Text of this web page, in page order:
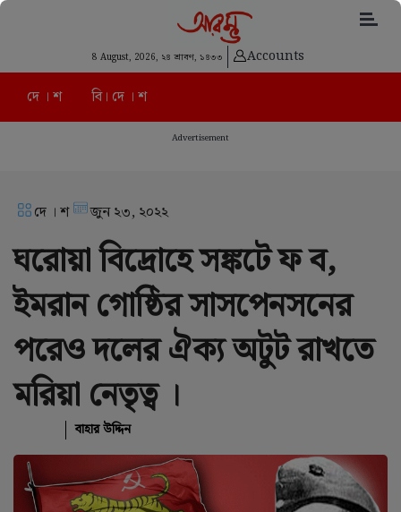
8 August, 2026, ২৪ শ্রাবণ, ১৪৩৩ Accounts
দে । শ বি। দে । শ
Advertisement
দে । শ জুন ২৩, ২০২২
ঘরোয়া বিদ্রোহে সঙ্কটে ফ ব,
ইমরান গোষ্ঠির সাসপেনসনের
পরেও দলের ঐক্য অটুট রাখতে
মরিয়া নেতৃত্ব ।
বাহার উদ্দিন